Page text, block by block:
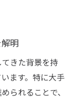
変えていく
的アプローチ
続可能な地域
さ
明
きた背景を持
ます。特に大手
られることで、